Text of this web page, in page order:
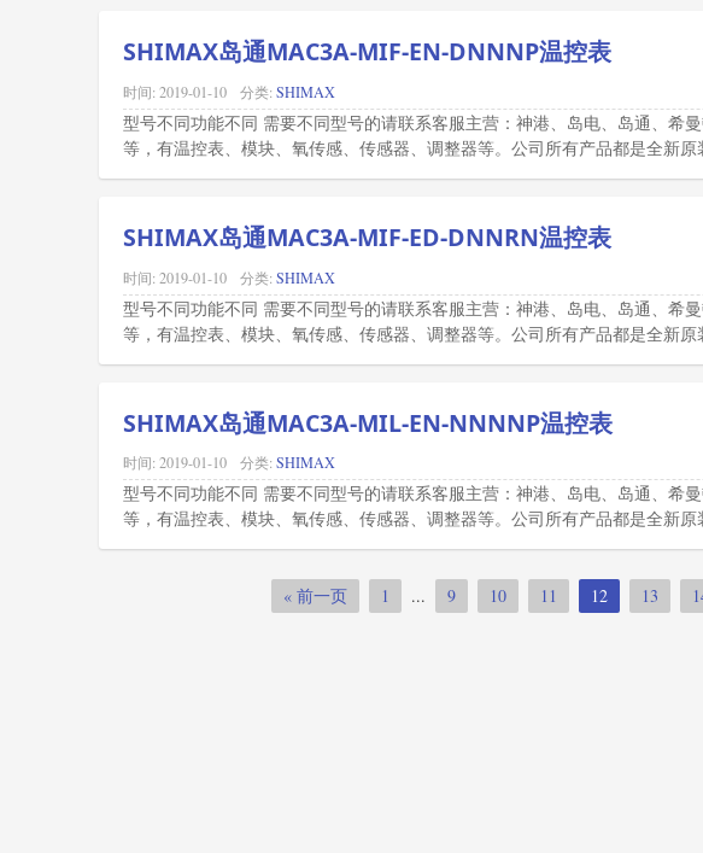
SHIMAX岛通MAC3A-MIF-EN-DNNNP温控表
时间: 2019-01-10 分类: SHIMAX
型号不同功能不同 需要不同型号的请联系客服主营：神港、岛电、岛通、希
等，有温控表、模块、氧传感、传感器、调整器等。公司所有产品都是全新原
SHIMAX岛通MAC3A-MIF-ED-DNNRN温控表
时间: 2019-01-10 分类: SHIMAX
型号不同功能不同 需要不同型号的请联系客服主营：神港、岛电、岛通、希
等，有温控表、模块、氧传感、传感器、调整器等。公司所有产品都是全新原
SHIMAX岛通MAC3A-MIL-EN-NNNNP温控表
时间: 2019-01-10 分类: SHIMAX
型号不同功能不同 需要不同型号的请联系客服主营：神港、岛电、岛通、希
等，有温控表、模块、氧传感、传感器、调整器等。公司所有产品都是全新原
« 前一页 1 ... 9 10 11 12 13